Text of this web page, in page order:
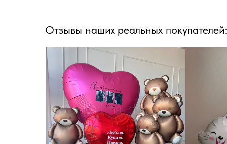
Отзывы наших реальных покупателей: